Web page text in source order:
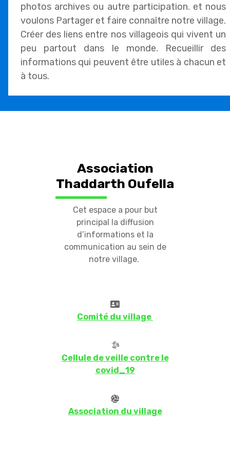
photos archives ou autre participation. et nous
voulons Partager et faire connaître notre village.
Créer des liens entre nos villageois qui vivent un
peu partout dans le monde. Recueillir des
informations qui peuvent être utiles à chacun et
à tous.
Association
Thaddarth Oufella
Cet espace a pour but
principal la diffusion
d’informations et la
communication au sein de
notre village.
Comité du village
Cellule de veille contre le
covid_19
Association du village